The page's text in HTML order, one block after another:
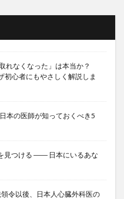
れなくなった」は本当か？
心者にもやさしく解説しま
本の医師が知っておくべき5
見つける ―― 日本にいるあな
令以後、日本人心臓外科医の